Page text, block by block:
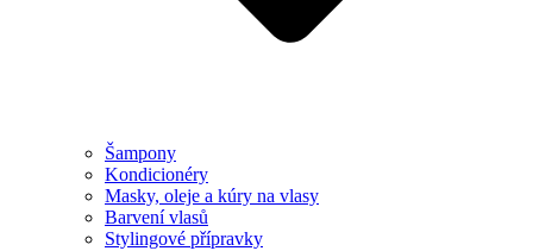
Šampony
Kondicionéry
Masky, oleje a kúry na vlasy
Barvení vlasů
Stylingové přípravky